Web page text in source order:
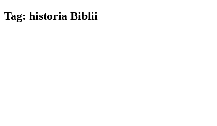
Tag: historia Biblii